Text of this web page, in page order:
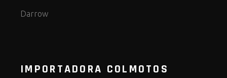
Darrow
IMPORTADORA COLMOTOS